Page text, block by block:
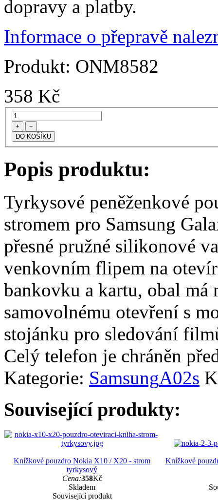
dopravy a platby.
Informace o přepravě
Produkt: ONM8582
358 Kč
+ −
Popis produktu:
Tyrkysové peněženkové
stromem pro Samsung
přesné pružné silikonové
venkovním flipem na
bankovku a kartu, obal má
samovolnému otevření s
stojánku pro sledování
Celý telefon je chráněn
Kategorie: SamsungA02s
Související produkty:
Knížkové pouzdro Nokia X10 / X20 - strom
tyrkysový
Cena:358Kč
Skladem
Související produkt
Knížkové